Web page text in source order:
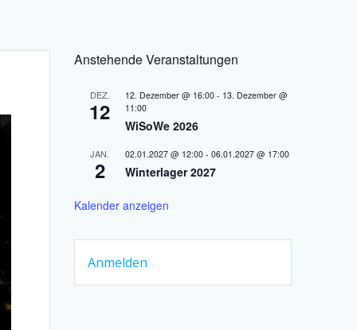
Anstehende Veranstaltungen
DEZ.
12
12. Dezember @ 16:00 - 13. Dezember @
11:00
WiSoWe 2026
JAN.
2
02.01.2027 @ 12:00 -06.01.2027 @ 17:00
Winterlager 2027
Kalender anzeigen
Anmelden